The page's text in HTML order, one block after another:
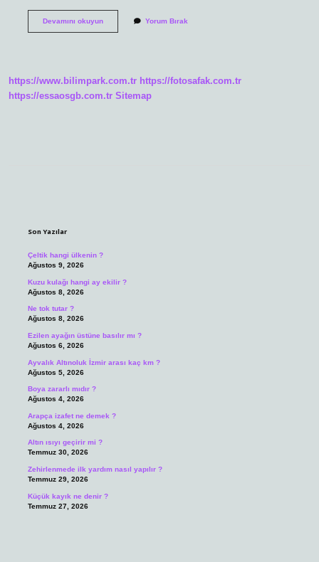
Devamını okuyunGıda
Yorum Bırak
https://www.bilimpark.com.tr https://fotosafak.com.tr
https://essaosgb.com.tr Sitemap
Son Yazılar
Çeltik hangi ülkenin ?
Ağustos 9, 2026
Kuzu kulağı hangi ay ekilir ?
Ağustos 8, 2026
Ne tok tutar ?
Ağustos 8, 2026
Ezilen ayağın üstüne basılır mı ?
Ağustos 6, 2026
Ayvalık Altınoluk İzmir arası kaç km ?
Ağustos 5, 2026
Boya zararlı mıdır ?
Ağustos 4, 2026
Arapça izafet ne demek ?
Ağustos 4, 2026
Altın ısıyı geçirir mi ?
Temmuz 30, 2026
Zehirlenmede ilk yardım nasıl yapılır ?
Temmuz 29, 2026
Küçük kayık ne denir ?
Temmuz 27, 2026